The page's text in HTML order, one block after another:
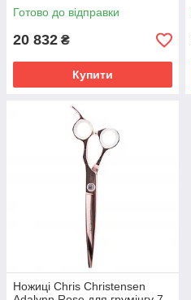
Готово до відправки
20 832 ₴
Купити
Ножиці Chris Christensen